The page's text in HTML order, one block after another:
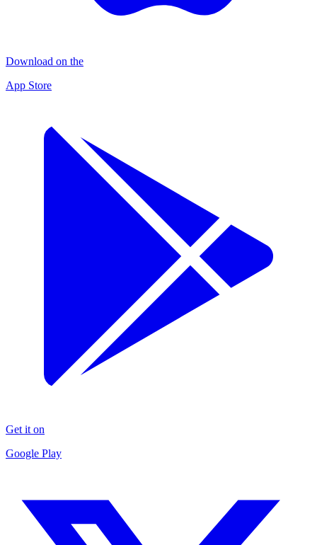
Download on the
App Store
Get it on
Google Play